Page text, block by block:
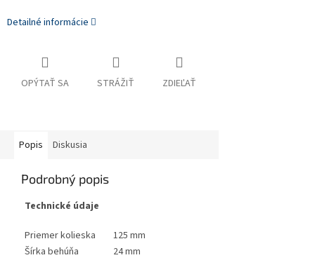
Detailné informácie
OPÝTAŤ SA STRÁŽIŤ ZDIEĽAŤ
Popis Diskusia
Podrobný popis
Technické údaje
Priemer kolieska
125 mm
Šírka behúňa
24 mm